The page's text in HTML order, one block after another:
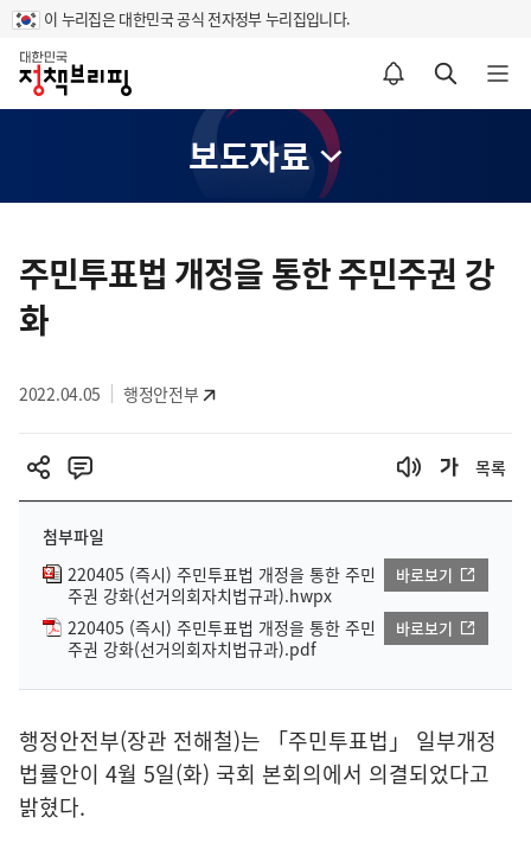
이 누리집은 대한민국 공식 전자정부 누리집입니다.
홈
알림설정 바로가기 검색 바로가기 메뉴 열기
보도자료
텐
츠
영
주민투표법 개정을 통한 주민주권 강
화
2022.04.05 행정안전부
목록
첨부파일
220405 (즉시) 주민투표법 개정을 통한 주민
주권 강화(선거의회자치법규과).hwpx
바로보기
220405 (즉시) 주민투표법 개정을 통한 주민
주권 강화(선거의회자치법규과).pdf
바로보기
행정안전부(장관 전해철)는 「주민투표법」 일부개정
법률안이 4월 5일(화) 국회 본회의에서 의결되었다고
밝혔다.